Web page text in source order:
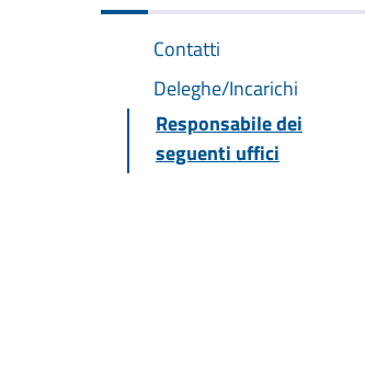
Contatti
Deleghe/Incarichi
Responsabile dei
seguenti uffici